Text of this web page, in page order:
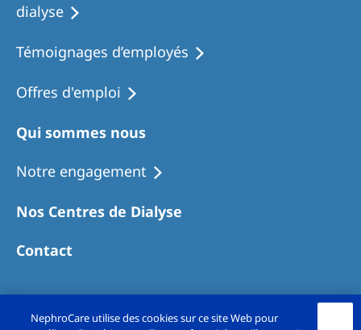
dialyse
Témoignages d’employés
Offres d'emploi
Qui sommes nous
Notre engagement
Nos Centres de Dialyse
Contact
NephroCare utilise des cookies sur ce site Web pour